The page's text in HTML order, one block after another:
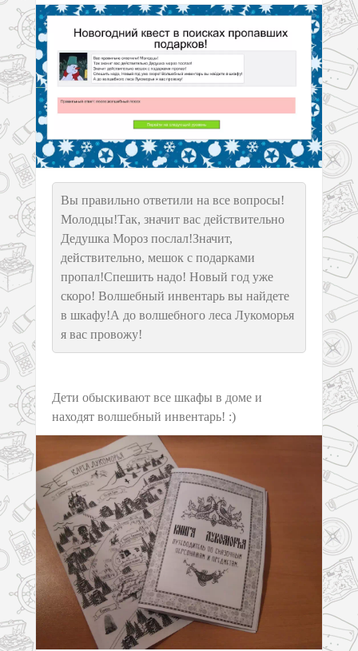
Вы правильно ответили на все вопросы!
Молодцы!Так, значит вас действительно
Дедушка Мороз послал!Значит,
действительно, мешок с подарками
пропал!Спешить надо! Новый год уже
скоро! Волшебный инвентарь вы найдете
в шкафу!А до волшебного леса Лукоморья
я вас провожу!
Дети обыскивают все шкафы в доме и
находят волшебный инвентарь! :)